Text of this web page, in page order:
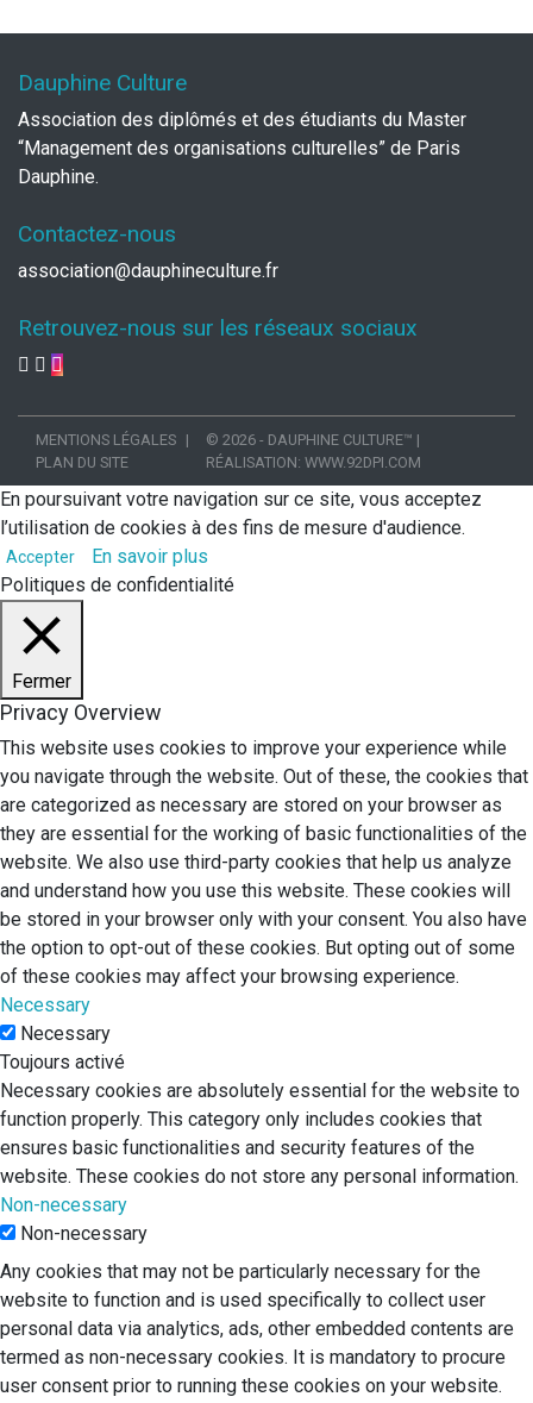
Dauphine Culture
Association des diplômés et des étudiants du Master
“Management des organisations culturelles” de Paris
Dauphine.
Contactez-nous
association@dauphineculture.fr
Retrouvez-nous sur les réseaux sociaux
MENTIONS LÉGALES
PLAN DU SITE
© 2026 - DAUPHINE CULTURE™ |
RÉALISATION: WWW.92DPI.COM
En poursuivant votre navigation sur ce site, vous acceptez
l’utilisation de cookies à des fins de mesure d'audience.
Accepter
En savoir plus
Politiques de confidentialité
Fermer
Privacy Overview
This website uses cookies to improve your experience while
you navigate through the website. Out of these, the cookies that
are categorized as necessary are stored on your browser as
they are essential for the working of basic functionalities of the
website. We also use third-party cookies that help us analyze
and understand how you use this website. These cookies will
be stored in your browser only with your consent. You also have
the option to opt-out of these cookies. But opting out of some
of these cookies may affect your browsing experience.
Necessary
Necessary
Toujours activé
Necessary cookies are absolutely essential for the website to
function properly. This category only includes cookies that
ensures basic functionalities and security features of the
website. These cookies do not store any personal information.
Non-necessary
Non-necessary
Any cookies that may not be particularly necessary for the
website to function and is used specifically to collect user
personal data via analytics, ads, other embedded contents are
termed as non-necessary cookies. It is mandatory to procure
user consent prior to running these cookies on your website.